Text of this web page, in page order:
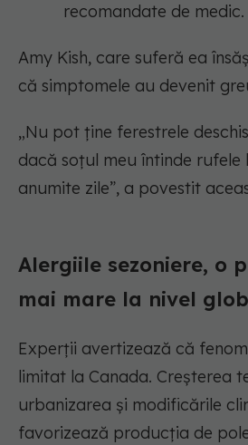
recomandate de medic.
Amy Kish, care suferă ea
că simptomele au devenit
„Nu pot ține ferestrele
dacă soțul meu întinde rufele
anumite zile”, a povestit
Alergiile sezoniere, o
mai mare la nivel
Experții avertizează că
limitat la Canada. Creșterea
urbanizarea și modificările
favorizează producția de